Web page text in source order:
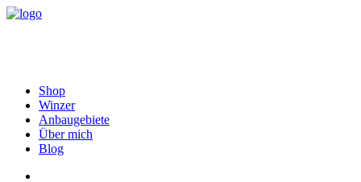
Shop
Winzer
Anbaugebiete
Über mich
Blog